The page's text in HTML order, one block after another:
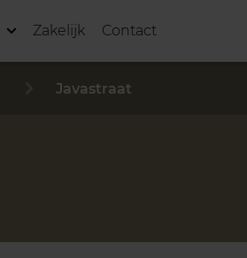
Zakelijk Contact
Javastraat